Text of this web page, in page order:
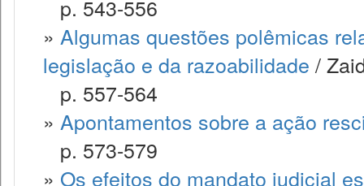
p. 543-556
» Algumas questões polêmicas
legislação e da razoabilidade /
p. 557-564
» Apontamentos sobre a ação
p. 573-579
» Os efeitos do mandato judicial